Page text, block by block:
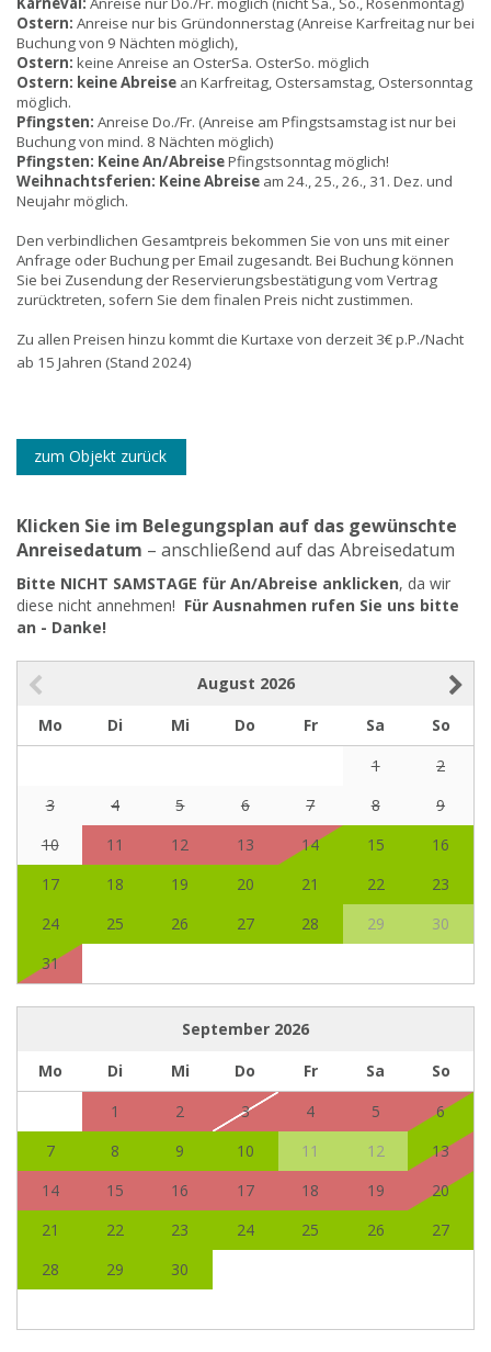
Ostern: Anreise nur bis Gründonnerstag (Anreise Karfreitag nur bei
Buchung von 9 Nächten möglich),
Ostern: keine Anreise an OsterSa. OsterSo. möglich
Ostern: keine Abreise an Karfreitag, Ostersamstag, Ostersonntag
möglich.
Pfingsten: Anreise Do./Fr. (Anreise am Pfingstsamstag ist nur bei
Buchung von mind. 8 Nächten möglich)
Pfingsten: Keine An/AbreisePfingstsonntag möglich!
Weihnachtsferien: Keine Abreise am 24., 25., 26., 31. Dez. und
Neujahr möglich.
Den verbindlichen Gesamtpreis bekommen Sie von uns mit einer
Anfrage oder Buchung per Email zugesandt. Bei Buchung können
Sie bei Zusendung der Reservierungsbestätigung vom Vertrag
zurücktreten, sofern Sie dem finalen Preis nicht zustimmen.
Zu allen Preisen hinzu kommt die Kurtaxe von derzeit 3€ p.P./Nacht
ab 15 Jahren (Stand 2024)
zum Objekt zurück
Klicken Sie im Belegungsplan auf das gewünschte
Anreisedatum – anschließend auf das Abreisedatum
Bitte NICHT SAMSTAGE für An/Abreise anklicken, da wir
diese nicht annehmen! Für Ausnahmen rufen Sie uns bitte
an - Danke!
August 2026
Mo
Di Mi Do Fr Sa
So
1
2
3
4 5 6 7 8
9
10
11 12 13 14 15
16
17
18 19 20 21 22
23
24
25 26 27 28 29
30
31
September 2026
Mo
Di Mi Do Fr Sa
So
1
2 3 4 5
6
7
8 9 10 11 12
13
14
15 16 17 18 19
20
21
22 23 24 25 26
27
28
29 30